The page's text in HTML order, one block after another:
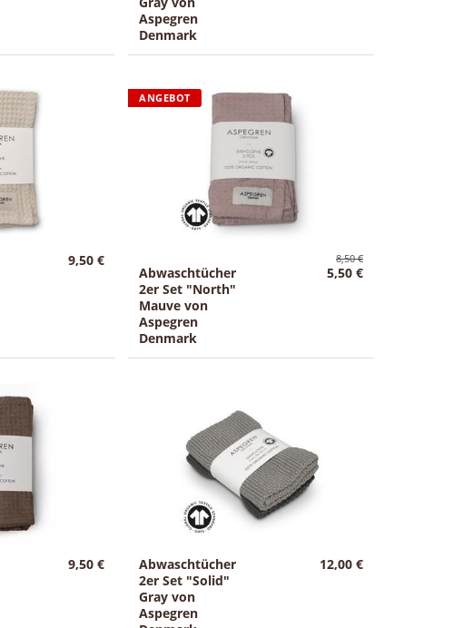
Aspegren
Denmark
9,50 €
ANGEBOT
8,50 €
Abwaschtücher
2er Set "North"
Mauve von
Aspegren
Denmark
5,50 €
9,50 €
Abwaschtücher
2er Set "Solid"
Gray von
Aspegren
12,00 €